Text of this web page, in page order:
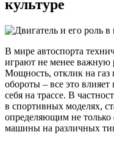
культуре
В мире автоспорта
играют не менее важную
Мощность, отклик на газ
обороты – все это влияет
себя на трассе. В
в спортивных моделях,
определяющим не
машины на различных